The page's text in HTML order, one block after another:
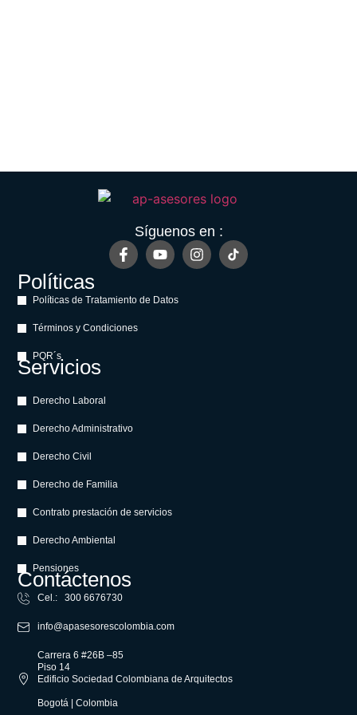
Síguenos en :
Políticas
Políticas de Tratamiento de Datos
Términos y Condiciones
PQR´s
Servicios
Derecho Laboral
Derecho Administrativo
Derecho Civil
Derecho de Familia
Contrato prestación de servicios
Derecho Ambiental
Pensiones
Contáctenos
Cel.: 300 6676730
info@apasesorescolombia.com
Carrera 6 #26B –85
Piso 14
Edificio Sociedad Colombiana de Arquitectos
Bogotá | Colombia